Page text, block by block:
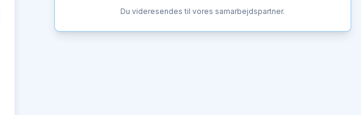
Du videresendes til vores samarbejdspartner.